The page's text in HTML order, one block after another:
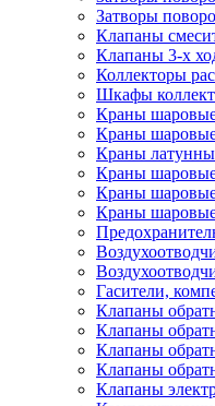
Затворы
Клапаны
Клапаны 3-х
Коллекторы
Шкафы
Краны
Краны
Краны
Краны
Краны шаровые
Краны
Гасители,
Клапаны
Клапаны
Клапаны
Клапаны
Клапаны